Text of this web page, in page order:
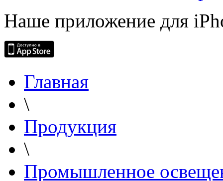
Наше приложение для
Главная
\
Продукция
\
Промышленное